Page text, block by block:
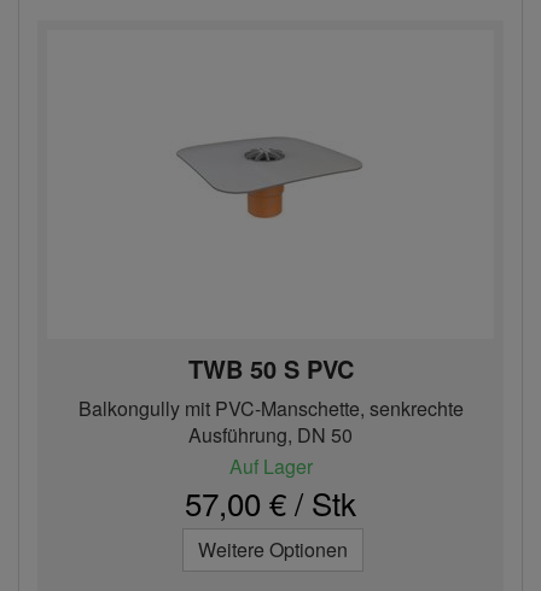
TWB 50 S PVC
Balkongully mit PVC-Manschette, senkrechte
Ausführung, DN 50
Auf Lager
57,00 € / Stk
Weitere Optionen